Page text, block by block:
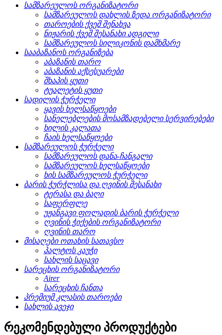
სამზარეულოს ორგანიზატორი
სამზარეულოს დახლის ზედა ორგანიზატორი
თაროების ქვეშ შენახვა
ნიჟარის ქვეშ შესანახი ადგილი
სამზარეულოს სილიკონის დამხმარე
სააბაზანოს ორგანიზება
აბაზანის თარო
აბაზანის აქსესუარები
შხაპის ყუთი
ტუალეტის ყუთი
სადილის ჭურჭელი
ყავის ხელსაწყოები
სანელებლების მოსამზადებელი სერვირებები
ხილის კალათა
ჩაის ხელსაწყოები
სამზარეულოს ჭურჭელი
სამზარეულოს დანა-ჩანგალი
სამზარეულოს ხელსაწყოები
ხის სამზარეულოს ჭურჭელი
ბარის ჭურჭლისა და ღვინის შესანახი
ტერასა და ბაღი
საფერფლე
უჟანგავი ფოლადის ბარის ჭურჭელი
ღვინის ჭიქების ორგანიზატორი
ღვინის თარო
მისაღები ოთახის სათავსო
პალტოს კაუჭი
სახლის საცავი
სარეცხის ორგანიზატორი
Airer
სარეცხის ჩანთა
პრემიუმ კლასის თაროები
სახლის ავეჯი
რეკომენდებული პროდუქტები